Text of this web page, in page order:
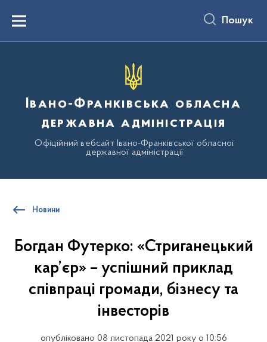
вмістуMenu Пошук
Івано-Франківська обласна
державна адміністрація
Офіційний вебсайт Івано-Франківської обласної
державної адміністрації
Новини
Богдан Футерко: «Стриганецький
кар’єр» – успішний приклад
співпраці громади, бізнесу та
інвесторів
опубліковано 08 листопада 2021 року о 10:56